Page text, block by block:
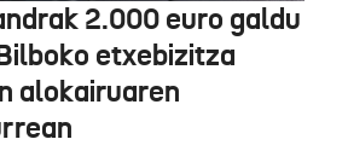
2.000 euro galdu
etxebizitza
alokairuaren